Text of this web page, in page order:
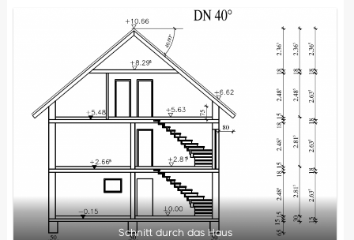
Schnitt durch das Haus